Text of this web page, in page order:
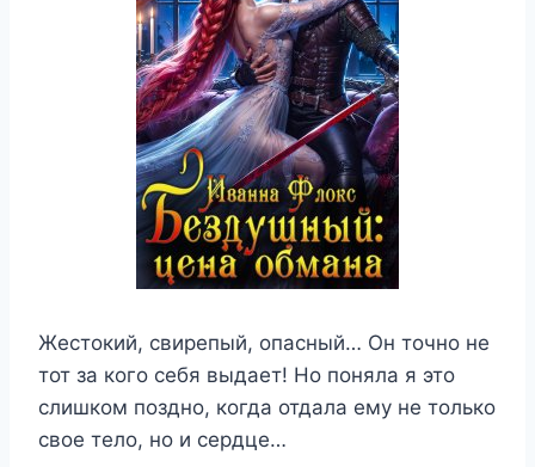
Жестокий, свирепый, опасный… Он точно не
тот за кого себя выдает! Но поняла я это
слишком поздно, когда отдала ему не только
свое тело, но и сердце…